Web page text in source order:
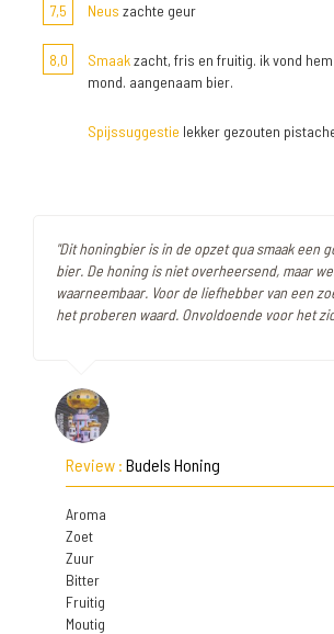
7,5 Neus zachte geur
8,0 Smaakzacht, fris en fruitig. ik vond
mond. aangenaam bier.
Spijssuggestie lekker gezouten
"Dit honingbier is in de opzet qua smaak een
bier. De honing is niet overheersend, maar
waarneembaar. Voor de liefhebber van een
het proberen waard. Onvoldoende voor het
Review : Budels Honing
Aroma
Zoet
Zuur
Bitter
Fruitig
Moutig